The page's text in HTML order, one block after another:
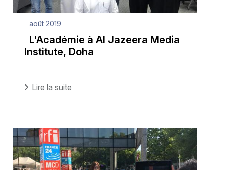
août 2019
L'Académie à Al Jazeera Media
Institute, Doha
Lire la suite